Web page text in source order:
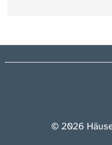
© 2026